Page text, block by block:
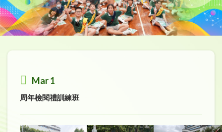
Mar 1
周年檢閱禮訓練班